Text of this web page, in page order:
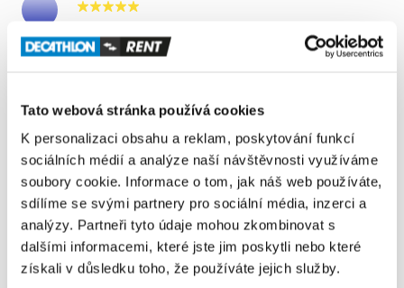
Tato webová stránka používá cookies
K personalizaci obsahu a reklam, poskytování funkcí
sociálních médií a analýze naší návštěvnosti využíváme
soubory cookie. Informace o tom, jak náš web používáte,
sdílíme se svými partnery pro sociální média, inzerci a
analýzy. Partneři tyto údaje mohou zkombinovat s
dalšími informacemi, které jste jim poskytli nebo které
získali v důsledku toho, že používáte jejich služby.
Świetny sprzęt i świetna usługa, polecam!
Rower świetnie się sprawdził. Obsługa
wypożyczalni była super miła i pomocna
Super